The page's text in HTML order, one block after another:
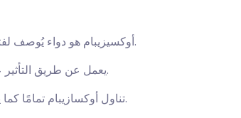
أوكسيزيبام هو دواء يُوصف لفترات قصيرة للمساعدة في تخفيف أعراض القلق.
يعمل عن طريق التأثير على المواد الكيميائية في الدماغ لخلق تأثير مهدئ.
تناول أوكسازيبام تمامًا كما يخبرك طبيبك، عادةً لبضعة أيام حتى أربعة أسابيع.